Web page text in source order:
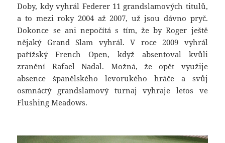
Doby, kdy vyhrál Federer 11 grandslamových titulů,
a to mezi roky 2004 až 2007, už jsou dávno pryč.
Dokonce se ani nepočítá s tím, že by Roger ještě
nějaký Grand Slam vyhrál. V roce 2009 vyhrál
pařížský French Open, když absentoval kvůli
zranění Rafael Nadal. Možná, že opět využije
absence španělského levorukého hráče a svůj
osmnáctý grandslamový turnaj vyhraje letos ve
Flushing Meadows.